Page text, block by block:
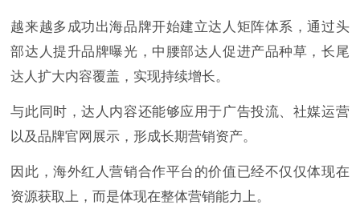
越来越多成功出海品牌开始建立达人矩阵体系，通过头
部达人提升品牌曝光，中腰部达人促进产品种草，长尾
达人扩大内容覆盖，实现持续增长。
与此同时，达人内容还能够应用于广告投流、社媒运营
以及品牌官网展示，形成长期营销资产。
因此，海外红人营销合作平台的价值已经不仅仅体现在
资源获取上，而是体现在整体营销能力上。